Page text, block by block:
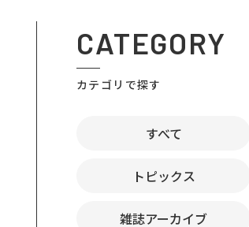
CATEGORY
カテゴリで探す
すべて
トピックス
雑誌アーカイブ